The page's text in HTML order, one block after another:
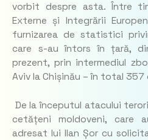
vorbit despre asta. Între
Externe și Integrării
furnizarea de statistici
care s-au întors în țară,
prezent, prin intermediul
Aviv la Chișinău – în total 357
De la începutul atacului
cetățeni moldoveni, care
adresat lui Ilan Șor cu